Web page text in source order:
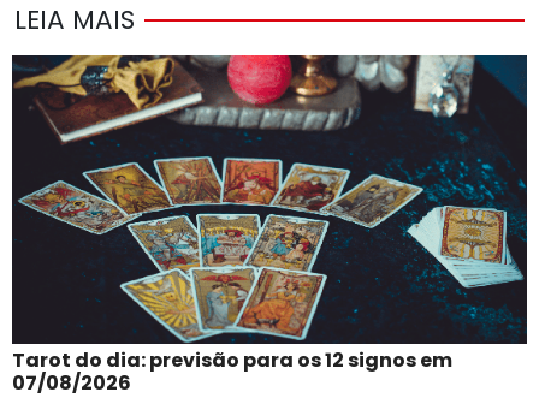
LEIA MAIS
Tarot do dia: previsão para os 12 signos em
07/08/2026